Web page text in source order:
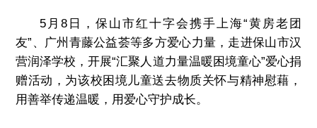
5月8日，保山市红十字会携手上海“黄房老团
友”、广州青藤公益荟等多方爱心力量，走进保山市汉
营润泽学校，开展“汇聚人道力量温暖困境童心”爱心捐
赠活动，为该校困境儿童送去物质关怀与精神慰藉，
用善举传递温暖，用爱心守护成长。